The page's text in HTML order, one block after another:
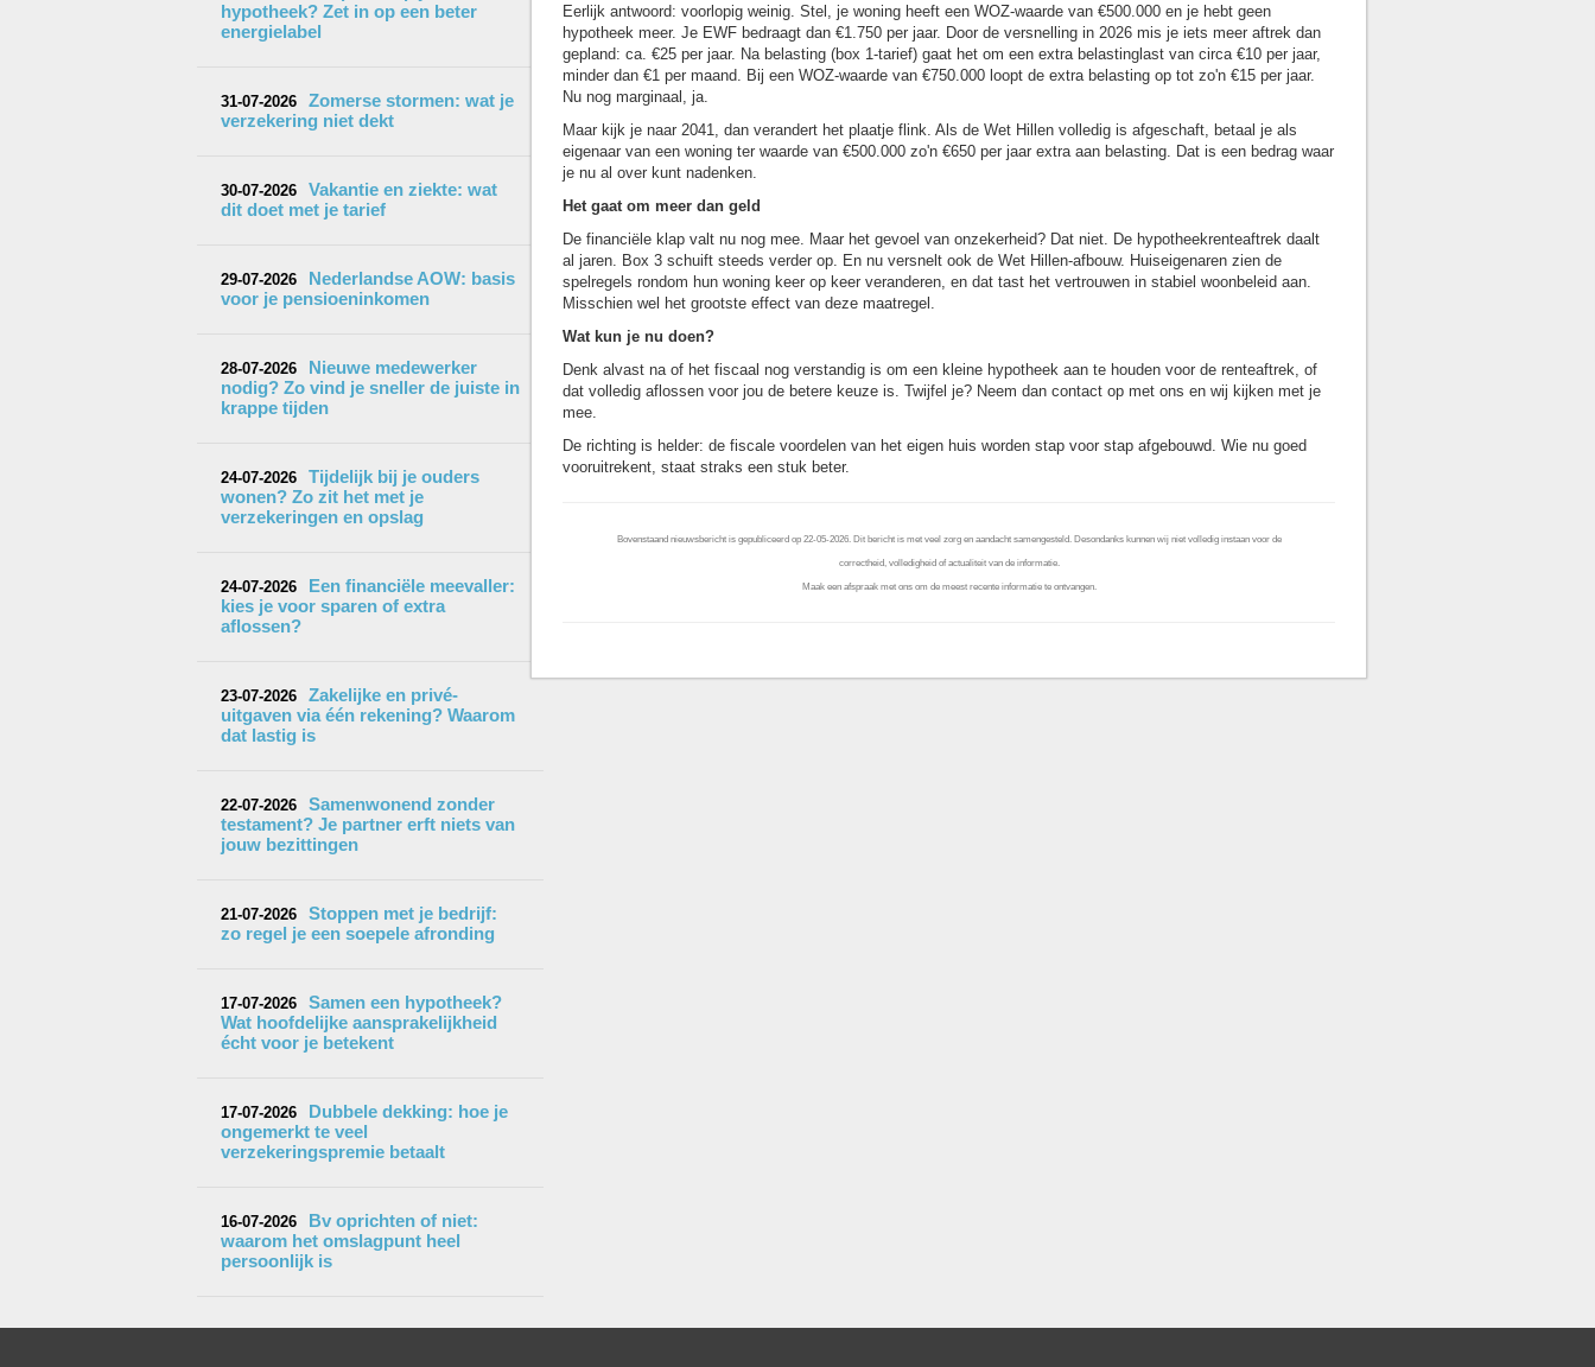
hypotheek? Zet in op een beter
energielabel
31-07-2026
Zomerse stormen: wat je
verzekering niet dekt
30-07-2026
Vakantie en ziekte: wat
dit doet met je tarief
29-07-2026
Nederlandse AOW: basis
voor je pensioeninkomen
28-07-2026
Nieuwe medewerker
nodig? Zo vind je sneller de juiste in
krappe tijden
24-07-2026
Tijdelijk bij je ouders
wonen? Zo zit het met je
verzekeringen en opslag
24-07-2026
Een financiële meevaller:
kies je voor sparen of extra
aflossen?
23-07-2026
Zakelijke en privé-
uitgaven via één rekening? Waarom
dat lastig is
22-07-2026
Samenwonend zonder
testament? Je partner erft niets van
jouw bezittingen
21-07-2026
Stoppen met je bedrijf:
zo regel je een soepele afronding
17-07-2026
Samen een hypotheek?
Wat hoofdelijke aansprakelijkheid
écht voor je betekent
17-07-2026
Dubbele dekking: hoe je
ongemerkt te veel
verzekeringspremie betaalt
16-07-2026
Bv oprichten of niet:
waarom het omslagpunt heel
persoonlijk is
Eerlijk antwoord: voorlopig weinig. Stel, je woning heeft een WOZ-waarde van €500.000 en je hebt geen
hypotheek meer. Je EWF bedraagt dan €1.750 per jaar. Door de versnelling in 2026 mis je iets meer aftrek dan
gepland: ca. €25 per jaar. Na belasting (box 1-tarief) gaat het om een extra belastinglast van circa €10 per jaar,
minder dan €1 per maand. Bij een WOZ-waarde van €750.000 loopt de extra belasting op tot zo'n €15 per jaar.
Nu nog marginaal, ja.
Maar kijk je naar 2041, dan verandert het plaatje flink. Als de Wet Hillen volledig is afgeschaft, betaal je als
eigenaar van een woning ter waarde van €500.000 zo'n €650 per jaar extra aan belasting. Dat is een bedrag waar
je nu al over kunt nadenken.
Het gaat om meer dan geld
De financiële klap valt nu nog mee. Maar het gevoel van onzekerheid? Dat niet. De hypotheekrenteaftrek daalt
al jaren. Box 3 schuift steeds verder op. En nu versnelt ook de Wet Hillen-afbouw. Huiseigenaren zien de
spelregels rondom hun woning keer op keer veranderen, en dat tast het vertrouwen in stabiel woonbeleid aan.
Misschien wel het grootste effect van deze maatregel.
Wat kun je nu doen?
Denk alvast na of het fiscaal nog verstandig is om een kleine hypotheek aan te houden voor de renteaftrek, of
dat volledig aflossen voor jou de betere keuze is. Twijfel je? Neem dan contact op met ons en wij kijken met je
mee.
De richting is helder: de fiscale voordelen van het eigen huis worden stap voor stap afgebouwd. Wie nu goed
vooruitrekent, staat straks een stuk beter.
Bovenstaand nieuwsbericht is gepubliceerd op 22-05-2026. Dit bericht is met veel zorg en aandacht samengesteld. Desondanks kunnen wij niet volledig instaan voor de
correctheid, volledigheid of actualiteit van de informatie.
Maak een afspraak met ons om de meest recente informatie te ontvangen.